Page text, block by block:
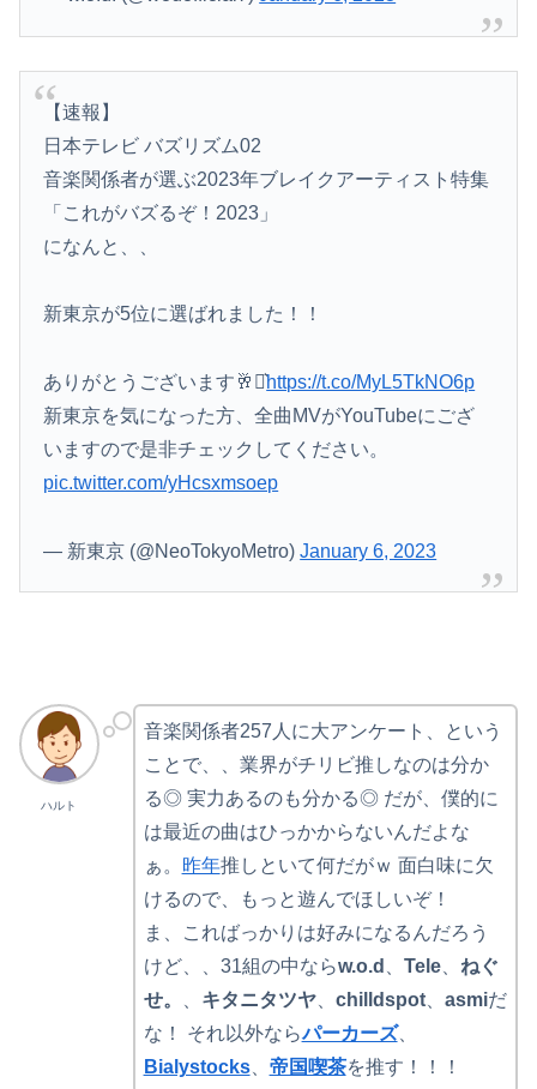
【速報】
日本テレビ バズリズム02
音楽関係者が選ぶ2023年ブレイクアーティスト特集
「これがバズるぞ！2023」
になんと、、
新東京が5位に選ばれました！！
ありがとうございます🥂⋆͛https://t.co/MyL5TkNO6p
新東京を気になった方、全曲MVがYouTubeにござ
いますので是非チェックしてください。
pic.twitter.com/yHcsxmsoep
— 新東京 (@NeoTokyoMetro)January 6, 2023
ハルト
音楽関係者257人に大アンケート、という
ことで、、業界がチリビ推しなのは分か
る◎ 実力あるのも分かる◎ だが、僕的に
は最近の曲はひっかからないんだよな
ぁ。 昨年推しといて何だがｗ 面白味に欠
けるので、もっと遊んでほしいぞ！
ま、こればっかりは好みになるんだろう
けど、、31組の中ならw.o.d Tele、 ねぐ
せ。
キタニタツヤ、 chilldspot、 asmiだ
な！ それ以外ならパーカーズ、
Bialystocks、 帝国喫茶を推す！！！